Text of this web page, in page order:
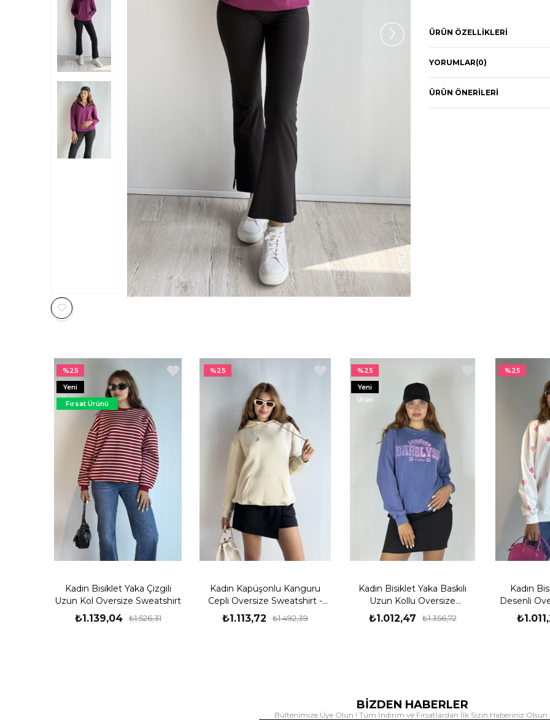
› ÜRÜN ÖZELLIKLERI
YORUMLAR(0)
ÜRÜN ÖNERILERI
Kadın Bisiklet Yaka Çizgili
Uzun Kol Oversize Sweatshirt
₺1.139,04 ₺1.526,31
%25
Yeni
Ürün
Fırsat Ürünü
Kadın Kapüşonlu Kanguru
Cepli Oversize Sweatshirt -
Taş
₺1.113,72 ₺1.492,39
%25
Kadın Bisiklet Yaka Baskılı
Uzun Kollu Oversize
Sweatshirt
₺1.012,47 ₺1.356,72
%25
Yeni
Ürün
Kadın
Desenli
%25
BİZDEN HABERLER
Bültenimize Üye Olun ! Tüm İndirim ve Fırsatlardan İlk Sizin Haberiniz Olsun